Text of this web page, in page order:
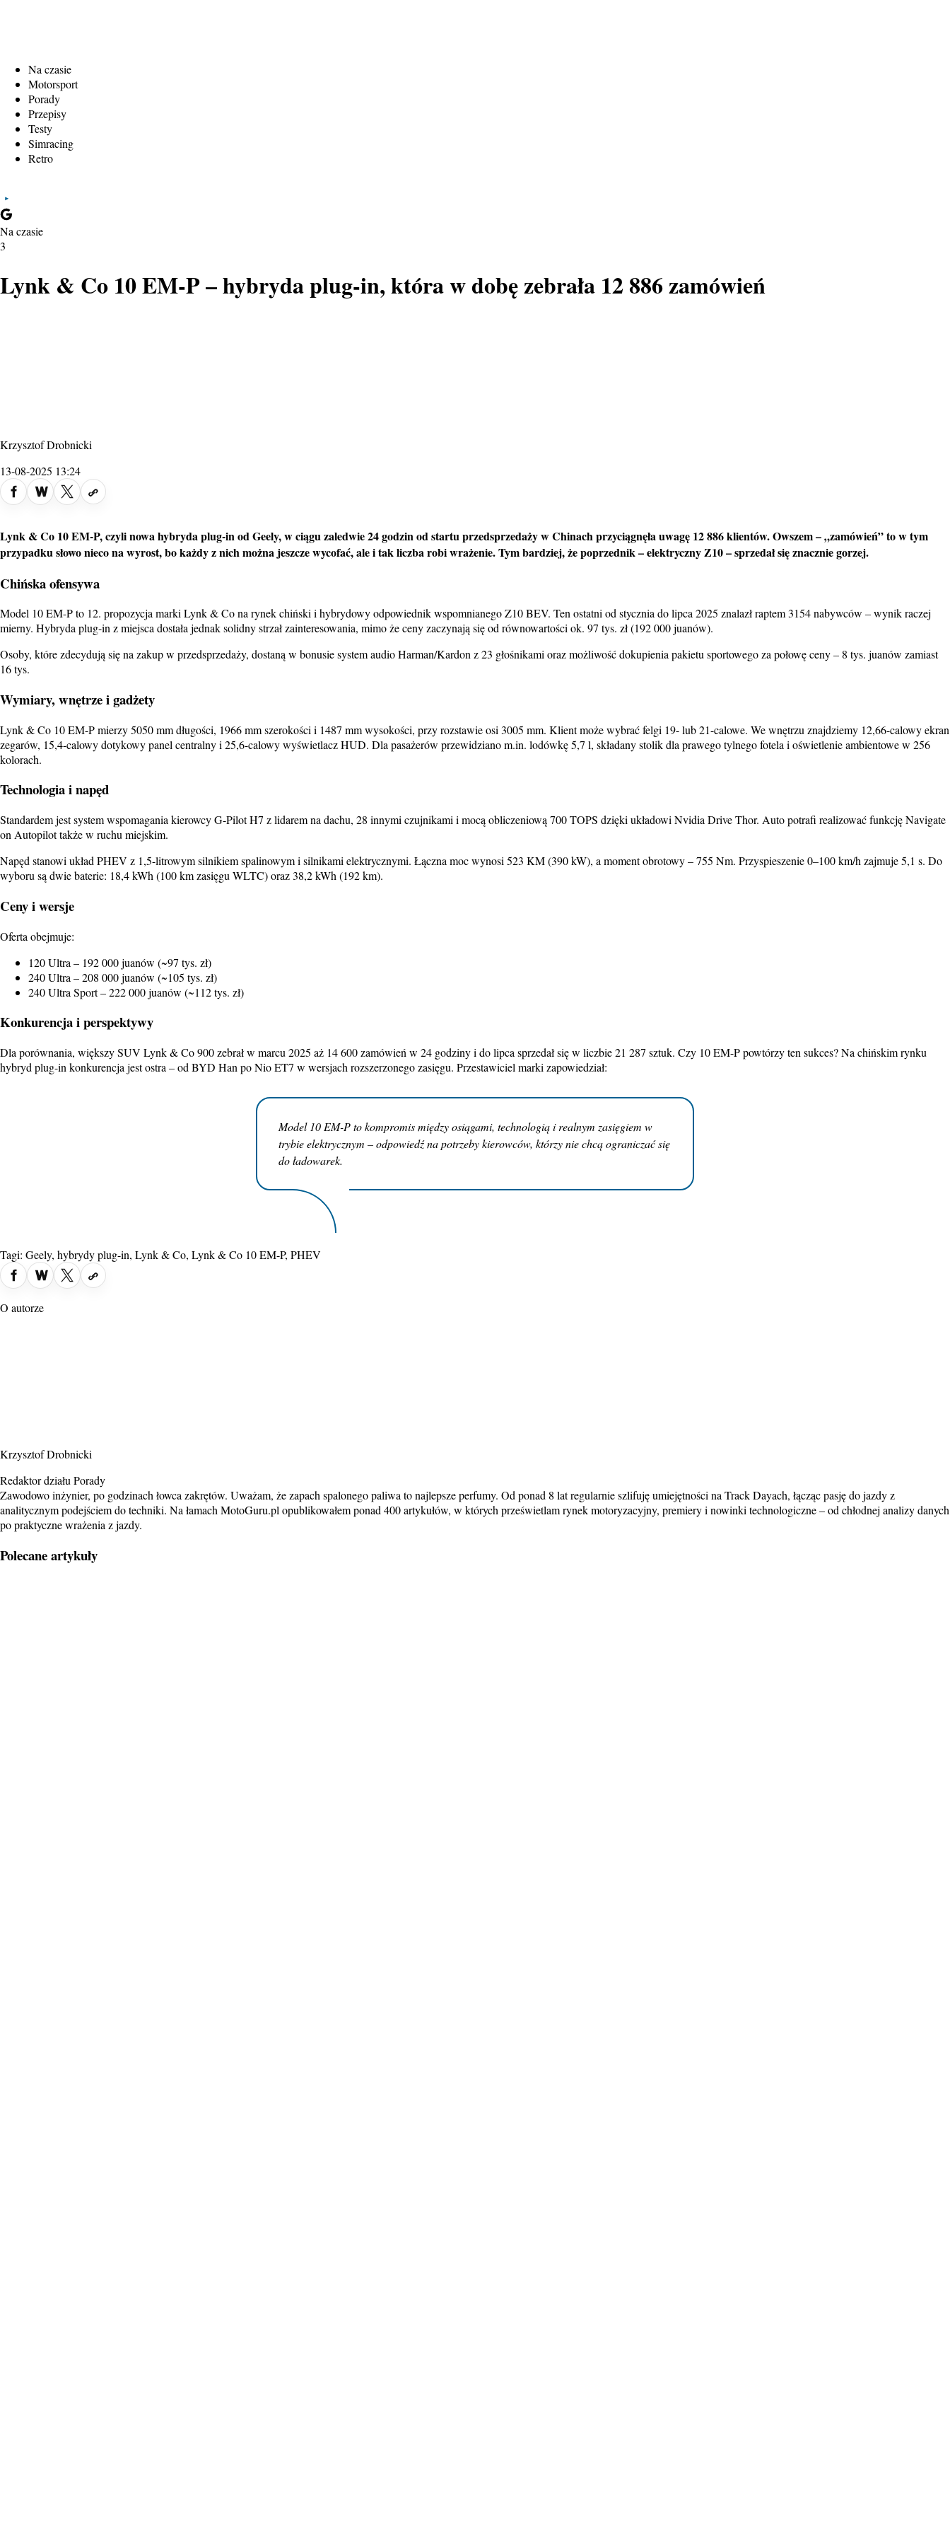
Na czasie
Motorsport
Porady
Przepisy
Testy
Simracing
Retro
Na czasie
3
Lynk & Co 10 EM-P – hybryda plug-in, która w dobę zebrała 12 886 zamówień
Krzysztof Drobnicki
13-08-2025 13:24
Lynk & Co 10 EM-P, czyli nowa hybryda plug-in od Geely, w ciągu zaledwie 24 godzin od startu przedsprzedaży w Chinach przyciągnęła uwagę 12 886 klientów. Owszem – „zamówień” to w tym
przypadku słowo nieco na wyrost, bo każdy z nich można jeszcze wycofać, ale i tak liczba robi wrażenie. Tym bardziej, że poprzednik – elektryczny Z10 – sprzedał się znacznie gorzej.
Chińska ofensywa
Model 10 EM-P to 12. propozycja marki Lynk & Co na rynek chiński i hybrydowy odpowiednik wspomnianego Z10 BEV. Ten ostatni od stycznia do lipca 2025 znalazł raptem 3154 nabywców – wynik raczej
mierny. Hybryda plug-in z miejsca dostała jednak solidny strzał zainteresowania, mimo że ceny zaczynają się od równowartości ok. 97 tys. zł (192 000 juanów).
Osoby, które zdecydują się na zakup w przedsprzedaży, dostaną w bonusie system audio Harman/Kardon z 23 głośnikami oraz możliwość dokupienia pakietu sportowego za połowę ceny – 8 tys. juanów zamiast
16 tys.
Wymiary, wnętrze i gadżety
Lynk & Co 10 EM-P mierzy 5050 mm długości, 1966 mm szerokości i 1487 mm wysokości, przy rozstawie osi 3005 mm. Klient może wybrać felgi 19- lub 21-calowe. We wnętrzu znajdziemy 12,66-calowy ekran
zegarów, 15,4-calowy dotykowy panel centralny i 25,6-calowy wyświetlacz HUD. Dla pasażerów przewidziano m.in. lodówkę 5,7 l, składany stolik dla prawego tylnego fotela i oświetlenie ambientowe w 256
kolorach.
Technologia i napęd
Standardem jest system wspomagania kierowcy G-Pilot H7 z lidarem na dachu, 28 innymi czujnikami i mocą obliczeniową 700 TOPS dzięki układowi Nvidia Drive Thor. Auto potrafi realizować funkcję Navigate
on Autopilot także w ruchu miejskim.
Napęd stanowi układ PHEV z 1,5-litrowym silnikiem spalinowym i silnikami elektrycznymi. Łączna moc wynosi 523 KM (390 kW), a moment obrotowy – 755 Nm. Przyspieszenie 0–100 km/h zajmuje 5,1 s. Do
wyboru są dwie baterie: 18,4 kWh (100 km zasięgu WLTC) oraz 38,2 kWh (192 km).
Ceny i wersje
Oferta obejmuje:
120 Ultra – 192 000 juanów (~97 tys. zł)
240 Ultra – 208 000 juanów (~105 tys. zł)
240 Ultra Sport – 222 000 juanów (~112 tys. zł)
Konkurencja i perspektywy
Dla porównania, większy SUV Lynk & Co 900 zebrał w marcu 2025 aż 14 600 zamówień w 24 godziny i do lipca sprzedał się w liczbie 21 287 sztuk. Czy 10 EM-P powtórzy ten sukces? Na chińskim rynku
hybryd plug-in konkurencja jest ostra – od BYD Han po Nio ET7 w wersjach rozszerzonego zasięgu. Przestawiciel marki zapowiedział:
Model 10 EM-P to kompromis między osiągami, technologią i realnym zasięgiem w
trybie elektrycznym – odpowiedź na potrzeby kierowców, którzy nie chcą ograniczać się
do ładowarek.
Tagi: Geely, hybrydy plug-in, Lynk & Co, Lynk & Co 10 EM-P, PHEV
O autorze
Krzysztof Drobnicki
Redaktor działu Porady
Zawodowo inżynier, po godzinach łowca zakrętów. Uważam, że zapach spalonego paliwa to najlepsze perfumy. Od ponad 8 lat regularnie szlifuję umiejętności na Track Dayach, łącząc pasję do jazdy z
analitycznym podejściem do techniki. Na łamach MotoGuru.pl opublikowałem ponad 400 artykułów, w których prześwietlam rynek motoryzacyjny, premiery i nowinki technologiczne – od chłodnej analizy danych
po praktyczne wrażenia z jazdy.
Polecane artykuły